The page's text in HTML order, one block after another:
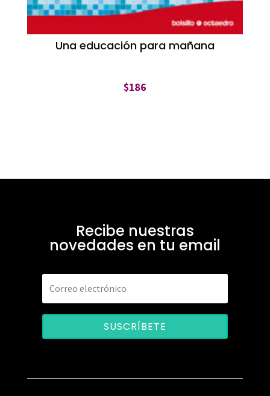
Una educación para mañana
$186
Recibe nuestras
novedades en tu email
SUSCRÍBETE